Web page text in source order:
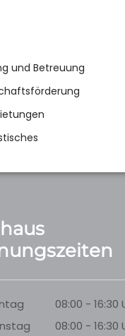
und Betreuung
08:00 - 16:30
08:00 - 16:30